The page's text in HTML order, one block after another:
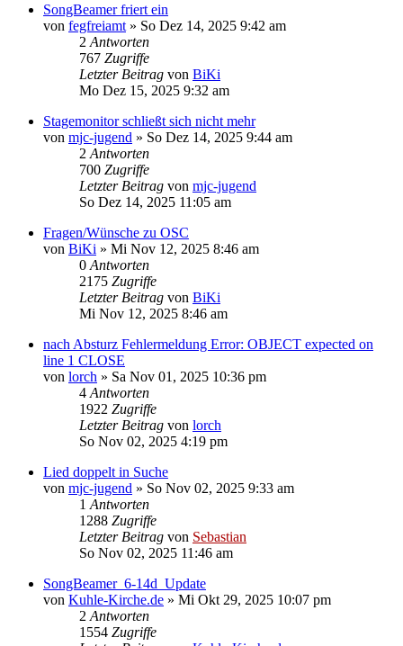
SongBeamer friert ein
von fegfreiamt » So Dez 14, 2025 9:42 am
2 Antworten
767 Zugriffe
Letzter Beitrag von BiKi
Mo Dez 15, 2025 9:32 am
Stagemonitor schließt sich nicht mehr
von mjc-jugend » So Dez 14, 2025 9:44 am
2 Antworten
700 Zugriffe
Letzter Beitrag von mjc-jugend
So Dez 14, 2025 11:05 am
Fragen/Wünsche zu OSC
von BiKi » Mi Nov 12, 2025 8:46 am
0 Antworten
2175 Zugriffe
Letzter Beitrag von BiKi
Mi Nov 12, 2025 8:46 am
nach Absturz Fehlermeldung Error: OBJECT expected on
line 1 CLOSE
von lorch » Sa Nov 01, 2025 10:36 pm
4 Antworten
1922 Zugriffe
Letzter Beitrag von lorch
So Nov 02, 2025 4:19 pm
Lied doppelt in Suche
von mjc-jugend » So Nov 02, 2025 9:33 am
1 Antworten
1288 Zugriffe
Letzter Beitrag von Sebastian
So Nov 02, 2025 11:46 am
SongBeamer_6-14d_Update
von Kuhle-Kirche.de » Mi Okt 29, 2025 10:07 pm
2 Antworten
1554 Zugriffe